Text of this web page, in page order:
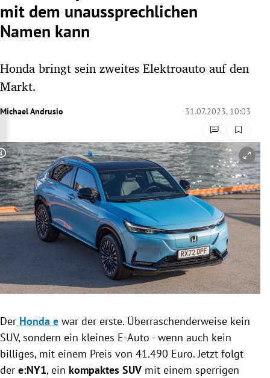
Untermenü
Untermenü
Untermenü
Untermenü
Untermenü
Untermenü
mit dem unaussprechlichen
Namen kann
Honda bringt sein zweites Elektroauto auf den
Markt.
Michael Andrusio 31.07.2023, 10:03
Copyright-Hinweis öffnen/schließen
Der Honda e war der erste. Überraschenderweise kein
SUV, sondern ein kleines E-Auto - wenn auch kein
billiges, mit einem Preis von 41.490 Euro. Jetzt folgt
der e:NY1, ein kompaktes SUV mit einem sperrigen